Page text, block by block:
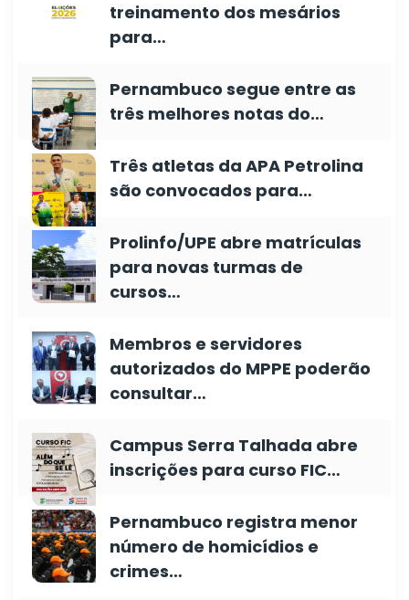
treinamento dos mesários
para…
Pernambuco segue entre as
três melhores notas do…
Três atletas da APA Petrolina
são convocados para…
Prolinfo/UPE abre matrículas
para novas turmas de
cursos…
Membros e servidores
autorizados do MPPE poderão
consultar…
Campus Serra Talhada abre
inscrições para curso FIC…
Pernambuco registra menor
número de homicídios e
crimes…